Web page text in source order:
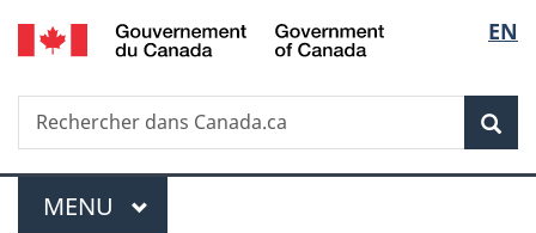
Passer
au
principal
Passer
à
Au
du
Passer
à
version
simplifiée
de
la
EN
Recherche
Rechercher
dans
Menu
MENU PRINCIPAL